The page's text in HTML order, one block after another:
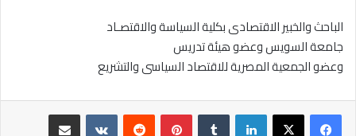
الباحث والخبير الاقتصادى بكلية السياسة والاقتصـاد
جامعة السويس وعضو هيئة تدريس
وعضو الجمعية المصرية للاقتصاد السياسى والتشريع
لينكدإن بينتيريست
مشاركة عبر البريد